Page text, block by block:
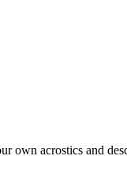
own acrostics and